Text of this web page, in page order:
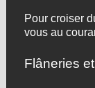
Pour croiser
vous au
Flâneries